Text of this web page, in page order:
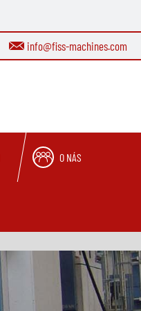
info@fiss-machines.com
O NÁS